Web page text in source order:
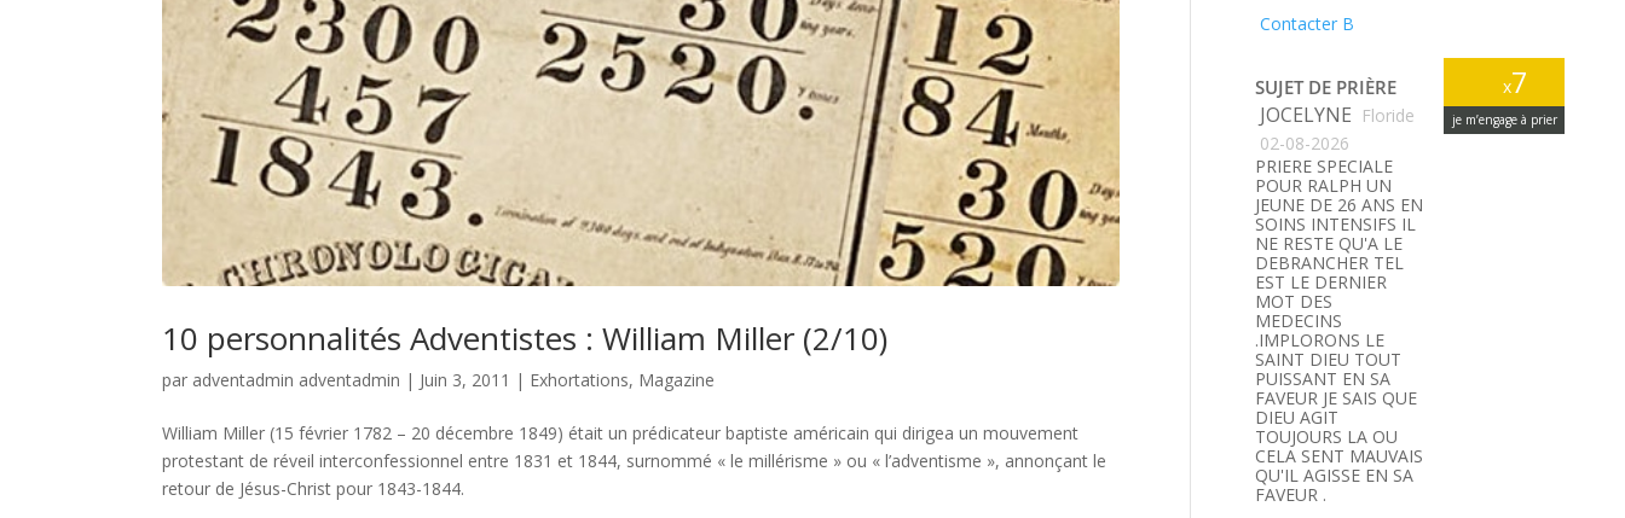
10 personnalités Adventistes : William Miller (2/10)
par adventadmin adventadmin | Juin 3, 2011 | Exhortations, Magazine
William Miller (15 février 1782 – 20 décembre 1849) était un prédicateur baptiste américain qui dirigea un mouvement
protestant de réveil interconfessionnel entre 1831 et 1844, surnommé « le millérisme » ou « l’adventisme », annonçant le
retour de Jésus-Christ pour 1843-1844.
Contacter B
x7
je m’engage à prier
SUJET DE PRIÈRE
JOCELYNE Floride
02-08-2026
PRIERE SPECIALE
POUR RALPH UN
JEUNE DE 26 ANS EN
SOINS INTENSIFS IL
NE RESTE QU'A LE
DEBRANCHER TEL
EST LE DERNIER
MOT DES
MEDECINS
.IMPLORONS LE
SAINT DIEU TOUT
PUISSANT EN SA
FAVEUR JE SAIS QUE
DIEU AGIT
TOUJOURS LA OU
CELA SENT MAUVAIS
QU'IL AGISSE EN SA
FAVEUR .